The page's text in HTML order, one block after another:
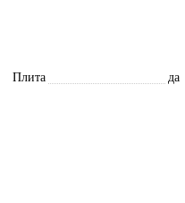
Плита
да